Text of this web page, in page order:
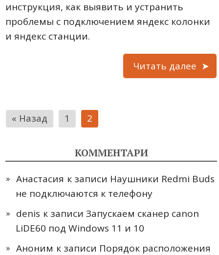
инструкция, как выявить и устранить
проблемы с подключением яндекс колонки
и яндекс станции.
Читать далее
Пагинация
записей
« Назад 1 2
КОММЕНТАРИ
Анастасия к записи Наушники Redmi Buds
не подключаются к телефону
denis к записи Запускаем сканер canon
LiDE60 под Windows 11 и 10
Аноним к записи Порядок расположения